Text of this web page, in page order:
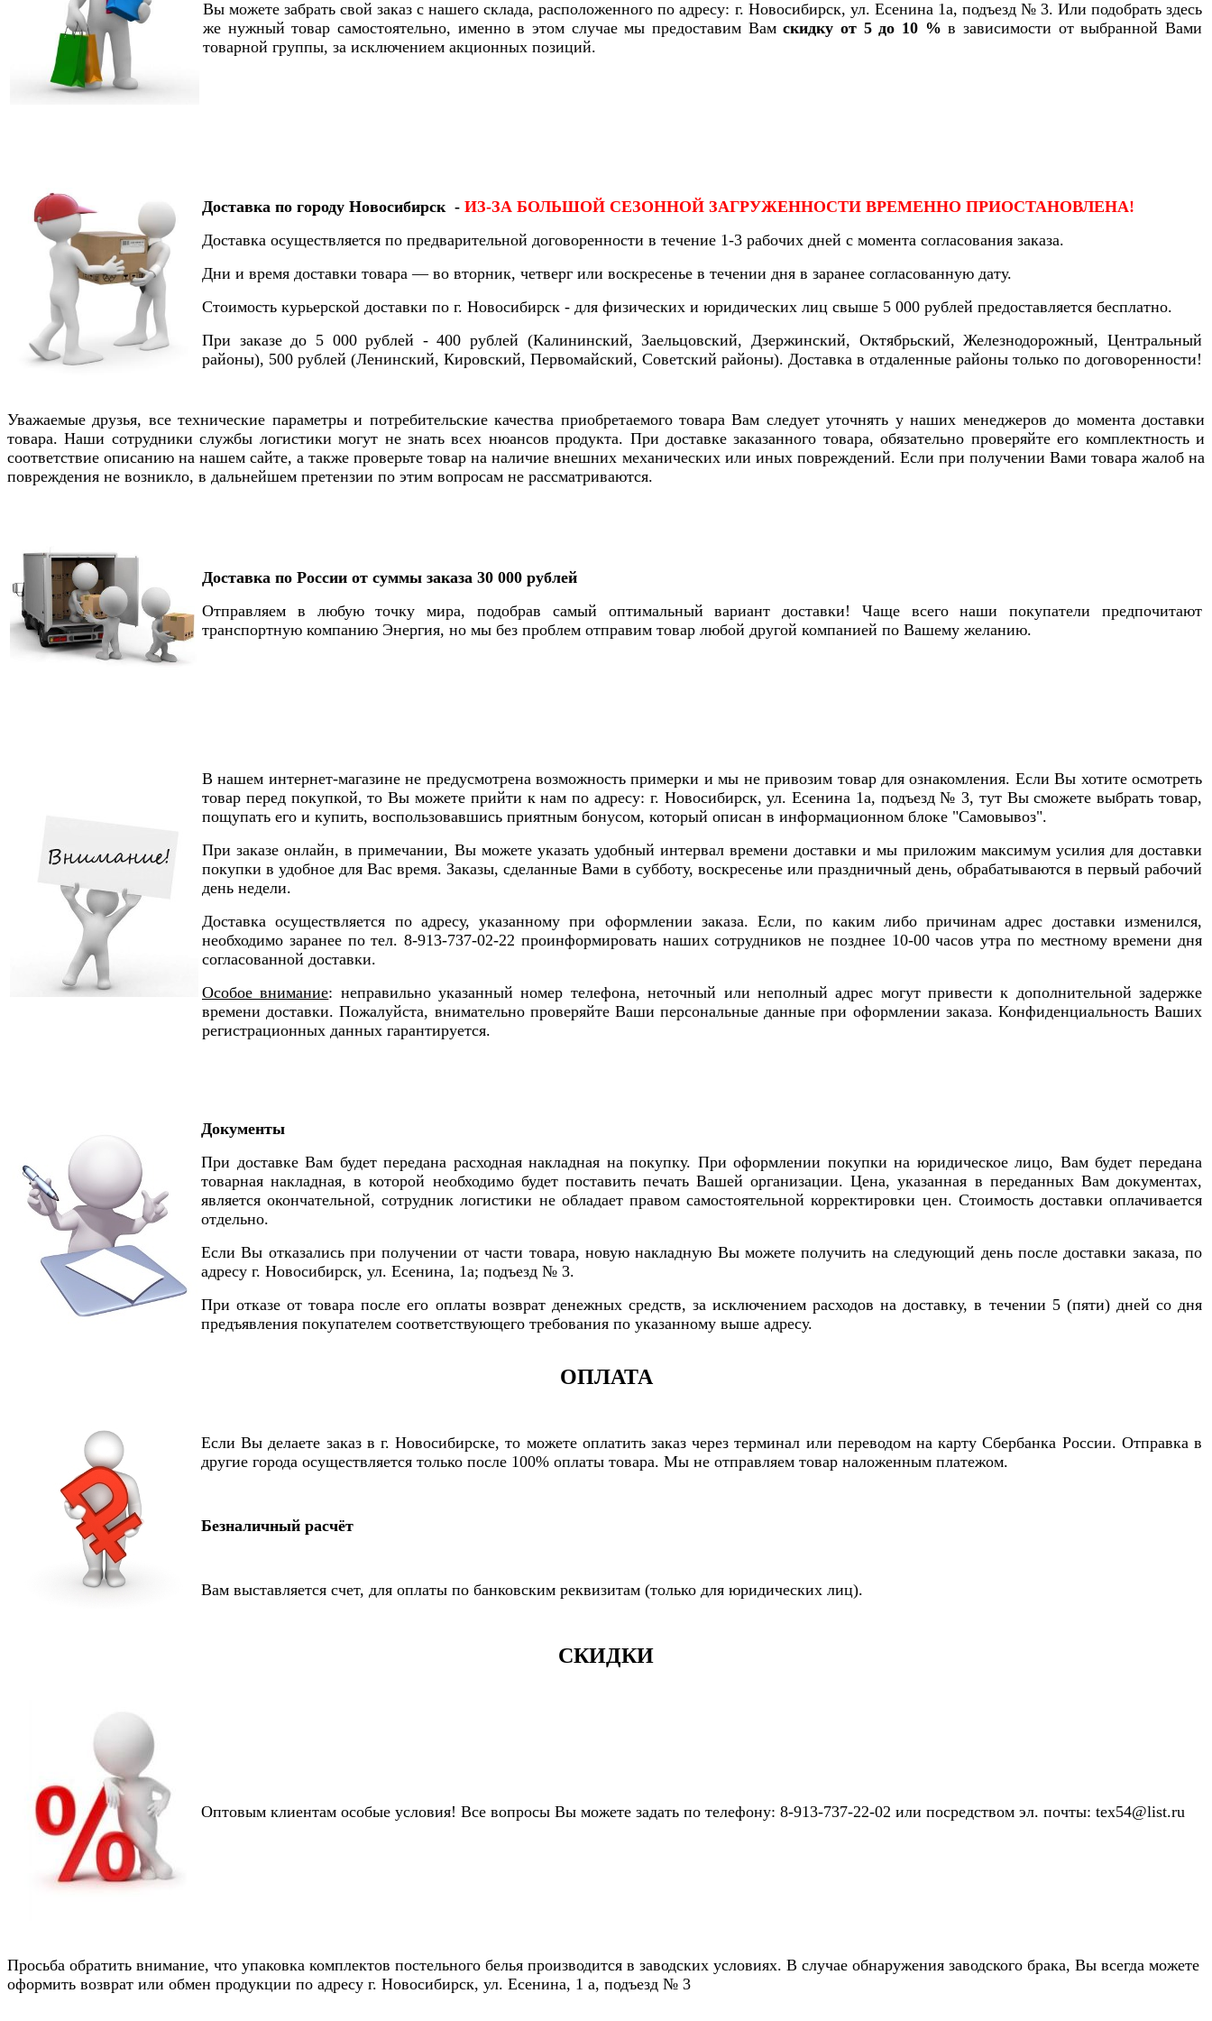
Вы можете забрать свой заказ с нашего склада, расположенного по адресу: г. Новосибирск, ул. Есенина 1а, подъезд № 3. Или подобрать здесь
же нужный товар самостоятельно, именно в этом случае мы предоставим Вамскидку от 5 до 10 % в зависимости от выбранной Вами
товарной группы, за исключением акционных позиций.
Доставка по городу Новосибирск - ИЗ-ЗА БОЛЬШОЙ СЕЗОННОЙ ЗАГРУЖЕННОСТИ ВРЕМЕННО ПРИОСТАНОВЛЕНА!
Доставка осуществляется по предварительной договоренности в течение 1-3 рабочих дней с момента согласования заказа.
Дни и время доставки товара — во вторник, четверг или воскресенье в течении дня в заранее согласованную дату.
Стоимость курьерской доставки по г. Новосибирск - для физических и юридических лиц свыше 5 000 рублей предоставляется бесплатно.
При заказе до 5 000 рублей - 400 рублей (Калининский, Заельцовский, Дзержинский, Октябрьский, Железнодорожный, Центральный
районы), 500 рублей (Ленинский, Кировский, Первомайский, Советский районы). Доставка в отдаленные районы только по договоренности!
Уважаемые друзья, все технические параметры и потребительские качества приобретаемого товара Вам следует уточнять у наших менеджеров до момента доставки
товара. Наши сотрудники службы логистики могут не знать всех нюансов продукта. При доставке заказанного товара, обязательно проверяйте его комплектность и
соответствие описанию на нашем сайте, а также проверьте товар на наличие внешних механических или иных повреждений. Если при получении Вами товара жалоб на
повреждения не возникло, в дальнейшем претензии по этим вопросам не рассматриваются.
Доставка по России от суммы заказа 30 000 рублей
Отправляем в любую точку мира, подобрав самый оптимальный вариант доставки! Чаще всего наши покупатели предпочитают
транспортную компанию Энергия, но мы без проблем отправим товар любой другой компанией по Вашему желанию.
В нашем интернет-магазине не предусмотрена возможность примерки и мы не привозим товар для ознакомления. Если Вы хотите осмотреть
товар перед покупкой, то Вы можете прийти к нам по адресу: г. Новосибирск, ул. Есенина 1а, подъезд № 3, тут Вы сможете выбрать товар,
пощупать его и купить, воспользовавшись приятным бонусом, который описан в информационном блоке "Самовывоз".
При заказе онлайн, в примечании, Вы можете указать удобный интервал времени доставки и мы приложим максимум усилия для доставки
покупки в удобное для Вас время. Заказы, сделанные Вами в субботу, воскресенье или праздничный день, обрабатываются в первый рабочий
день недели.
Доставка осуществляется по адресу, указанному при оформлении заказа. Если, по каким либо причинам адрес доставки изменился,
необходимо заранее по тел. 8-913-737-02-22 проинформировать наших сотрудников не позднее 10-00 часов утра по местному времени дня
согласованной доставки.
Особое внимание: неправильно указанный номер телефона, неточный или неполный адрес могут привести к дополнительной задержке
времени доставки. Пожалуйста, внимательно проверяйте Ваши персональные данные при оформлении заказа. Конфиденциальность Ваших
регистрационных данных гарантируется.
Документы
При доставке Вам будет передана расходная накладная на покупку. При оформлении покупки на юридическое лицо, Вам будет передана
товарная накладная, в которой необходимо будет поставить печать Вашей организации. Цена, указанная в переданных Вам документах,
является окончательной, сотрудник логистики не обладает правом самостоятельной корректировки цен. Стоимость доставки оплачивается
отдельно.
Если Вы отказались при получении от части товара, новую накладную Вы можете получить на следующий день после доставки заказа, по
адресу г. Новосибирск, ул. Есенина, 1а; подъезд № 3.
При отказе от товара после его оплаты возврат денежных средств, за исключением расходов на доставку, в течении 5 (пяти) дней со дня
предъявления покупателем соответствующего требования по указанному выше адресу.
ОПЛАТА
Если Вы делаете заказ в г. Новосибирске, то можете оплатить заказ через терминал или переводом на карту Сбербанка России. Отправка в
другие города осуществляется только после 100% оплаты товара. Мы не отправляем товар наложенным платежом.
Безналичный расчёт
Вам выставляется счет, для оплаты по банковским реквизитам (только для юридических лиц).
СКИДКИ
Оптовым клиентам особые условия! Все вопросы Вы можете задать по телефону: 8-913-737-22-02 или посредством эл. почты: tex54@list.ru
Просьба обратить внимание, что упаковка комплектов постельного белья производится в заводских условиях. В случае обнаружения заводского брака, Вы всегда можете
оформить возврат или обмен продукции по адресу г. Новосибирск, ул. Есенина, 1 а, подъезд № 3